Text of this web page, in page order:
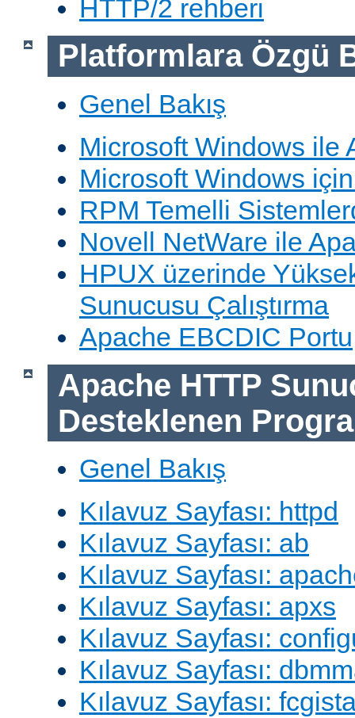
HTTP/2 rehberi
Platformlara Özgü
Genel Bakış
Microsoft Windows ile
Microsoft Windows
RPM Temelli
Novell NetWare ile
HPUX üzerinde
Sunucusu Çalıştırma
Apache EBCDIC Portu
Apache HTTP
Desteklenen
Genel Bakış
Kılavuz Sayfası: httpd
Kılavuz Sayfası: ab
Kılavuz Sayfası:
Kılavuz Sayfası: apxs
Kılavuz Sayfası:
Kılavuz Sayfası:
Kılavuz Sayfası: